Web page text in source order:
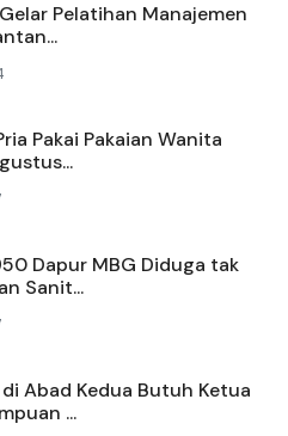
Pelatihan Manajemen
Pakai Pakaian Wanita
Dapur MBG Diduga tak
Sanit...
di Abad Kedua Butuh Ketua
...